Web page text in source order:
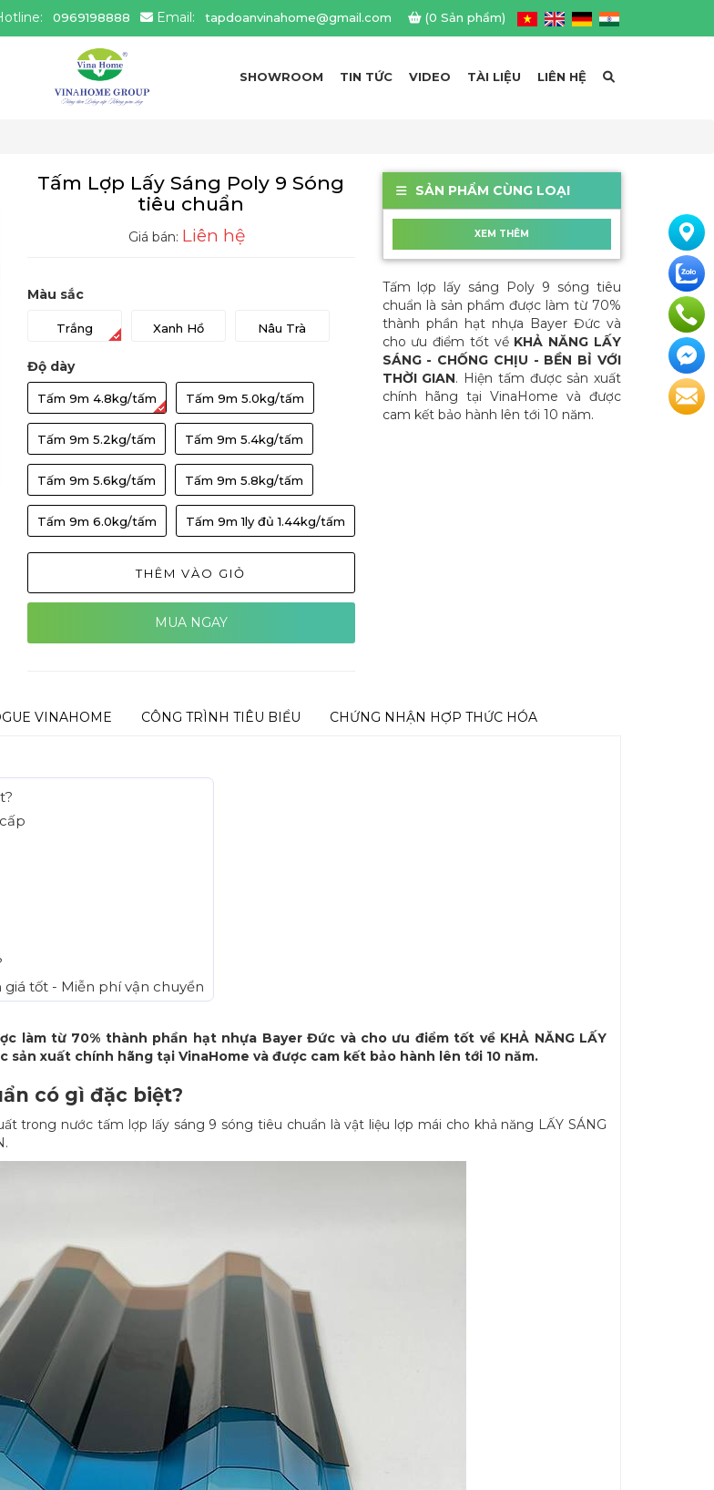
0969198888 Email: tapdoanvinahome@gmail.com (0 Sản phẩm)
SHOWROOM TIN TỨC VIDEO TÀI LIỆU LIÊN HỆ
Tấm Lợp Lấy Sáng Poly 9 Sóng
tiêu chuẩn
Giá bán: Liên hệ
Màu sắc
Trắng Xanh Hồ Nâu Trà
Độ dày
Tấm 9m 4.8kg/tấm Tấm 9m 5.0kg/tấm
Tấm 9m 5.2kg/tấm Tấm 9m 5.4kg/tấm
Tấm 9m 5.6kg/tấm Tấm 9m 5.8kg/tấm
Tấm 9m 6.0kg/tấm Tấm 9m 1ly đủ 1.44kg/tấm
THÊM VÀO GIỎ
MUA NGAY
SẢN PHẨM CÙNG LOẠI
XEM THÊM
Tấm lợp lấy sáng Poly 9 sóng tiêu
chuẩn là sản phẩm được làm từ 70%
thành phần hạt nhựa Bayer Đức và
cho ưu điểm tốt về KHẢ NĂNG LẤY
SÁNG - CHỐNG CHỊU - BỀN BỈ VỚI
THỜI GIAN. Hiện tấm được sản xuất
chính hãng tại VinaHome và được
cam kết bảo hành lên tới 10 năm.
VINAHOME CÔNG TRÌNH TIÊU BIỂU CHỨNG NHẬN HỢP THỨC HÓA
tốt - Miễn phí vận chuyển
làm từ 70% thành phần hạt nhựa Bayer Đức và cho ưu điểm tốt về KHẢ NĂNG LẤY
sản xuất chính hãng tại VinaHome và được cam kết bảo hành lên tới 10 năm.
có gì đặc biệt?
trong nước tấm lợp lấy sáng 9 sóng tiêu chuẩn là vật liệu lợp mái cho khả năng LẤY SÁNG